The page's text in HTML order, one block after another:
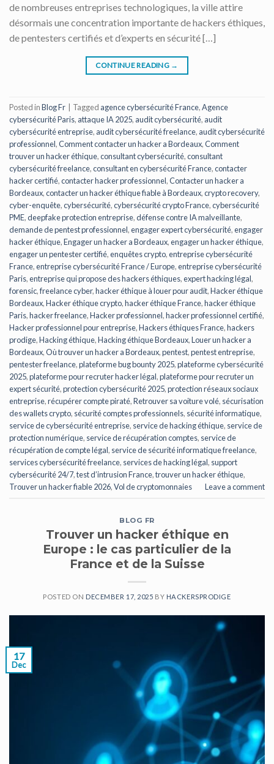
de nombreuses entreprises technologiques, la ville attire
désormais une concentration importante de hackers éthiques,
de pentesters certifiés et d’experts en sécurité […]
CONTINUE READING →
Posted inBlog Fr Tagged agence cybersécurité France,Agence
cybersécurité Paris, attaque IA 2025, audit cybersécurité, audit
cybersécurité entreprise, audit cybersécurité freelance, audit cybersécurité
professionnel,Comment contacter un hacker a Bordeaux,Comment
trouver un hacker éthique,consultant cybersécurité,consultant
cybersécurité freelance,consultant en cybersécurité France,contacter
hacker certifié,contacter hacker professionnel,Contacter un hacker a
Bordeaux,contacter un hacker éthique fiable à Bordeaux,crypto recovery,
cyber-enquête,cybersécurité,cybersécurité crypto France,cybersécurité
PME,deepfake protection entreprise,défense contre IA malveillante,
demande de pentest professionnel,engager expert cybersécurité,engager
hacker éthique,Engager un hacker a Bordeaux,engager un hacker éthique,
engager un pentester certifié,enquêtes crypto,entreprise cybersécurité
France,entreprise cybersécurité France / Europe,entreprise cybersécurité
Paris,entreprise qui propose des hackers éthiques,expert hacking légal,
forensic,freelance cyber,hacker éthique à louer pour audit,Hacker éthique
Bordeaux,Hacker éthique crypto,hacker éthique France,hacker éthique
Paris,hacker freelance,Hacker professionnel,hacker professionnel certifié,
Hacker professionnel pour entreprise,Hackers éthiques France,hackers
prodige,Hacking éthique,Hacking éthique Bordeaux,Louer un hacker a
Bordeaux,Où trouver un hacker a Bordeaux,pentest,pentest entreprise,
pentester freelance,plateforme bug bounty 2025,plateforme cybersécurité
2025,plateforme pour recruter hacker légal,plateforme pour recruter un
expert sécurité,protection cybersécurité 2025,protection réseaux sociaux
entreprise,récupérer compte piraté,Retrouver sa voiture volé, sécurisation
des wallets crypto, sécurité comptes professionnels, sécurité informatique,
service de cybersécurité entreprise, service de hacking éthique, service de
protection numérique, service de récupération comptes, service de
récupération de compte légal, service de sécurité informatique freelance,
services cybersécurité freelance, services de hacking légal, support
cybersécurité 24/7,test d’intrusion France,trouver un hacker éthique,
Trouver un hacker fiable 2026,Vol de cryptomonnaies Leave a comment
BLOG FR
Trouver un hacker éthique en
Europe : le cas particulier de la
France et de la Suisse
POSTED ON DECEMBER 17, 2025 BY HACKERSPRODIGE
17
Dec